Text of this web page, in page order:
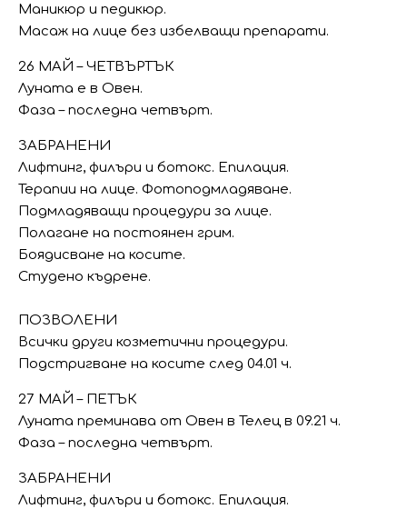
Маникюр и педикюр.
Масаж на лице без избелващи препарати.
26 МАЙ – ЧЕТВЪРТЪК
Луната е в Овен.
Фаза – последна четвърт.
ЗАБРАНЕНИ
Лифтинг, филъри и ботокс. Епилация.
Терапии на лице. Фотоподмладяване.
Подмладяващи процедури за лице.
Полагане на постоянен грим.
Боядисване на косите.
Студено къдрене.
ПОЗВОЛЕНИ
Всички други козметични процедури.
Подстригване на косите след 04.01 ч.
27 МАЙ – ПЕТЪК
Луната преминава от Овен в Телец в 09.21 ч.
Фаза – последна четвърт.
ЗАБРАНЕНИ
Лифтинг, филъри и ботокс. Епилация.